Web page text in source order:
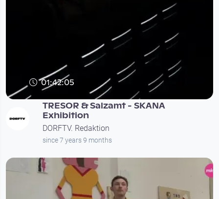
01:42:05
TRESOR & Salzamt - SKANA
Exhibition
DORFTV. Redaktion
since 7 years 9 months